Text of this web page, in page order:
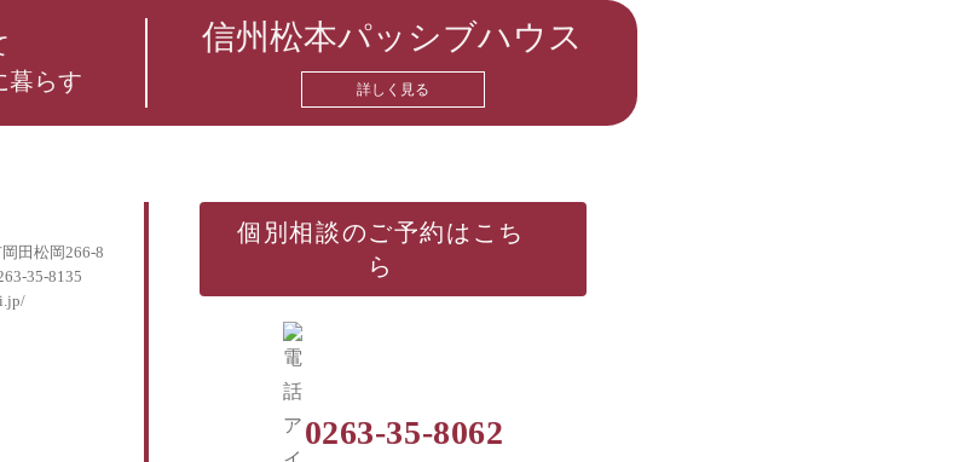
暮らす
信州松本パッシブハウス
詳しく見る
田松岡266-8
35-8135
個別相談のご予約はこち
ら
0263-35-8062